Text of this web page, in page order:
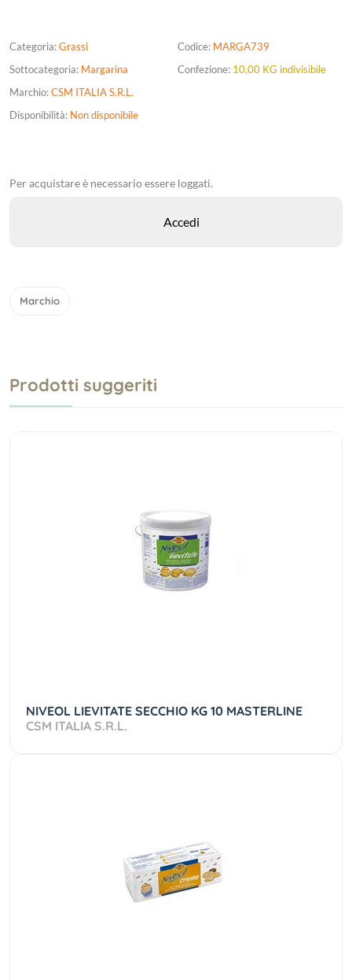
Categoria:Grassi
Sottocategoria: Margarina
Marchio:CSM ITALIA S.R.L.
Disponibilità: Non disponibile
Codice: MARGA739
Confezione: 10,00 KG indivisibile
Per acquistare è necessario essere loggati.
Marchio
Prodotti suggeriti
NIVEOL LIEVITATE SECCHIO KG 10 MASTERLINE
CSM ITALIA S.R.L.